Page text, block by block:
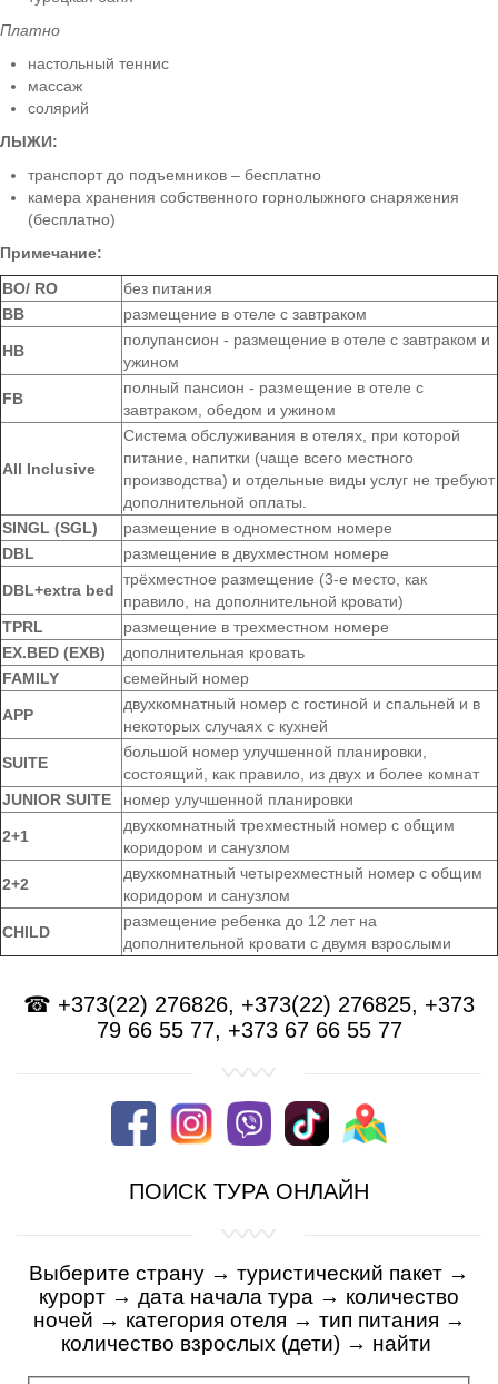
Платно
настольный теннис
массаж
солярий
ЛЫЖИ:
транспорт до подъемников – бесплатно
камера хранения собственного горнолыжного снаряжения
(бесплатно)
Примечание:
ВО/ RO
без питания
BB
размещение в отеле с завтраком
HB
полупансион - размещение в отеле с завтраком и
ужином
FB
полный пансион - размещение в отеле с
завтраком, обедом и ужином
All Inclusive
Система обслуживания в отелях, при которой
питание, напитки (чаще всего местного
производства) и отдельные виды услуг не требуют
дополнительной оплаты.
SINGL (SGL)
размещение в одноместном номере
DBL
размещение в двухместном номере
DBL+extra bed
трёхместное размещение (3-е место, как
правило, на дополнительной кровати)
TPRL
размещение в трехместном номере
EX.BED (EXB)
дополнительная кровать
FAMILY
семейный номер
APP
двухкомнатный номер с гостиной и спальней и в
некоторых случаях с кухней
SUITE
большой номер улучшенной планировки,
состоящий, как правило, из двух и более комнат
JUNIOR SUITE
номер улучшенной планировки
2+1
двухкомнатный трехместный номер с общим
коридором и санузлом
2+2
двухкомнатный четырехместный номер с общим
коридором и санузлом
CHILD
размещение ребенка до 12 лет на
дополнительной кровати с двумя взрослыми
☎ +373(22) 276826, +373(22) 276825, +373
79 66 55 77, +373 67 66 55 77
ПОИСК ТУРА ОНЛАЙН
Выберите страну → туристический пакет →
курорт → дата начала тура → количество
ночей → категория отеля → тип питания →
количество взрослых (дети) → найти